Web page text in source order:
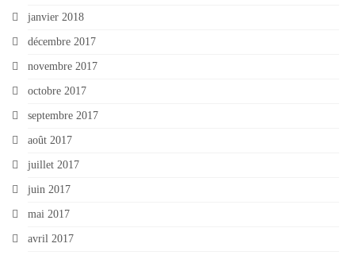
janvier 2018
décembre 2017
novembre 2017
octobre 2017
septembre 2017
août 2017
juillet 2017
juin 2017
mai 2017
avril 2017